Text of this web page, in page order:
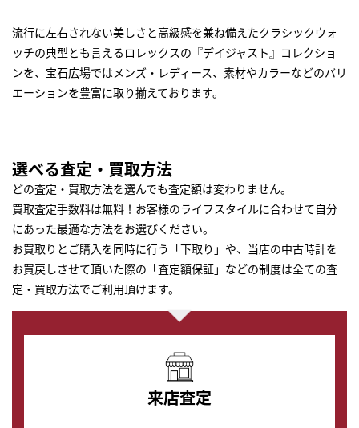
流行に左右されない美しさと高級感を兼ね備えたクラシックウォ
ッチの典型とも言えるロレックスの『デイジャスト』コレクショ
ンを、宝石広場ではメンズ・レディース、素材やカラーなどのバリ
エーションを豊富に取り揃えております。
選べる査定・買取方法
どの査定・買取方法を選んでも査定額は変わりません。
買取査定手数料は無料！お客様のライフスタイルに合わせて自分
にあった最適な方法をお選びください。
お買取りとご購入を同時に行う「下取り」や、当店の中古時計を
お買戻しさせて頂いた際の「査定額保証」などの制度は全ての査
定・買取方法でご利用頂けます。
来店査定